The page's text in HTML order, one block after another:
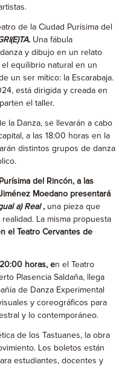
de la Ciudad Purísima del
. Una fábula
y dibujo en un relato
equilibrio natural en un
un ser mítico: la Escarabaja.
está dirigida y creada en
el taller.
la Danza, se llevarán a cabo
a las 18:00 horas en la
distintos grupos de danza
Purísima del Rincón, a las
Moedano presentará
a) Real, una pieza que
La misma propuesta
el Teatro Cervantes de
horas, en el Teatro
Plasencia Saldaña, llega
de Danza Experimental
y coreográficos para
y lo contemporáneo.
de los Tastuanes, la obra
Los boletos están
estudiantes, docentes y